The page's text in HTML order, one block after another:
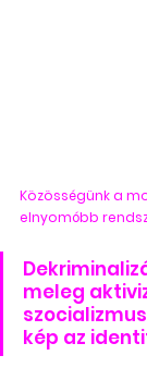
Közösségünk a
elnyomóbb
meleg
kép az